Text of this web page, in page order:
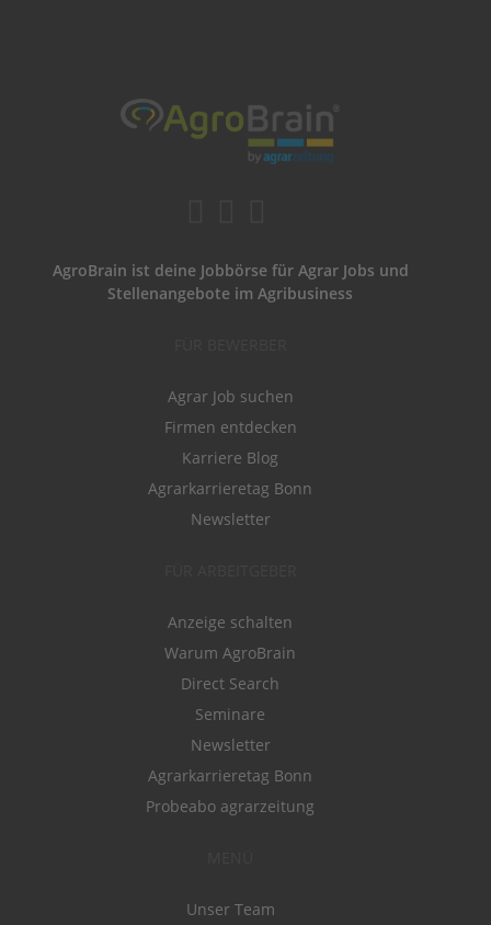
AgroBrain ist deine Jobbörse für Agrar Jobs und
Stellenangebote im Agribusiness
Agrar Job suchen
Firmen entdecken
Karriere Blog
Agrarkarrieretag Bonn
Newsletter
Anzeige schalten
Warum AgroBrain
Direct Search
Seminare
Newsletter
Agrarkarrieretag Bonn
Probeabo agrarzeitung
Unser Team